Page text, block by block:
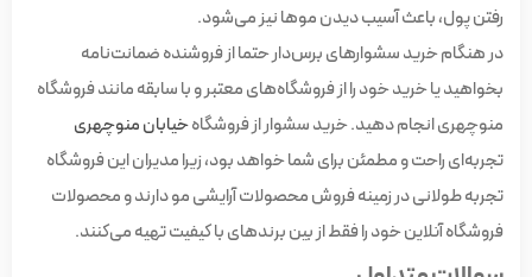
رفتن پول، باعث آسیب دیدن موها نیز می‌شود.
در هنگام خرید سشوارهای برس‌دار حتما از فروشنده ضمانت‌نامه
بخواهید یا خرید خود را از فروشگاه‌های معتبر و با سابقه مانند فروشگاه
منوچهری انجام دهید. خرید سشوار از فروشگاهخیابان منوچهری
تجربه‌ای راحت و مطمئن برای شما خواهد بود، زیرا مدیران این فروشگاه
تجربه طولانی در زمینه فروش محصولات آرایشی مو دارند و محصولات
فروشگاه آنلاین خود را فقط از بین برندهای با کیفیت تهیه می‌کنند.